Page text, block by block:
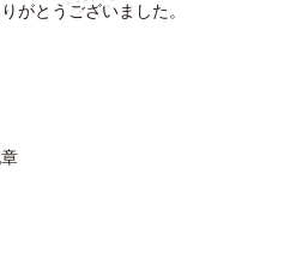
がとうございました。